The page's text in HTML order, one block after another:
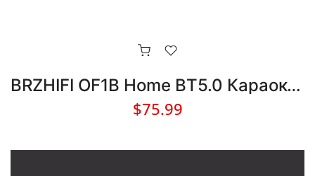
BRZHIFI OF1B Home BT5.0 Караоке Предусилитель с Ручкой Настройки
$75.99